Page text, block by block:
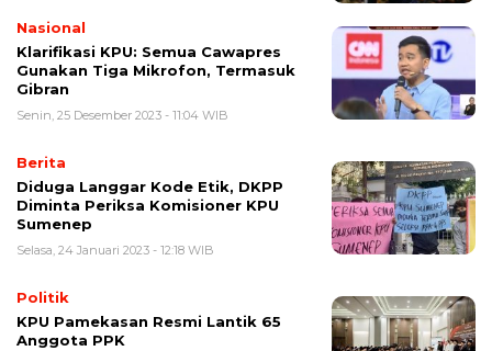
Nasional
Klarifikasi KPU: Semua Cawapres
Gunakan Tiga Mikrofon, Termasuk
Gibran
Senin, 25 Desember 2023 - 11:04 WIB
Berita
Diduga Langgar Kode Etik, DKPP
Diminta Periksa Komisioner KPU
Sumenep
Selasa, 24 Januari 2023 - 12:18 WIB
Politik
KPU Pamekasan Resmi Lantik 65
Anggota PPK